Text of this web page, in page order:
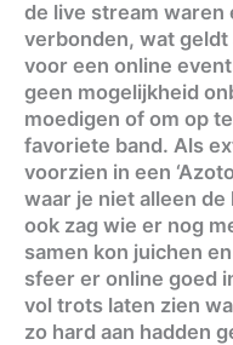
de live stream
verbonden, wat
voor een online
geen mogelijkheid
moedigen of om op
favoriete band. Als
voorzien in een
waar je niet alleen
ook zag wie er nog
samen kon juichen
sfeer er online goed
vol trots laten zien
zo hard aan hadden